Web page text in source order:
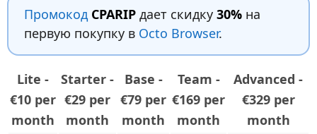
Промокод CPARIPдает скидку 30%на
первую покупку в Octo Browser.
Lite -
€10 per
month
Starter -
€29 per
month
Base -
€79 per
month
Team -
€169 per
month
Advanced -
€329 per
month